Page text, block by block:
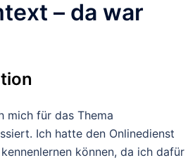
– da war
mich für das Thema
Ich hatte den Onlinedienst
können, da ich dafür